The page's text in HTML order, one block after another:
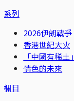
系列
2026伊朗戰爭
香港世紀大火
「中國有稀土」
情色的未來
欄目